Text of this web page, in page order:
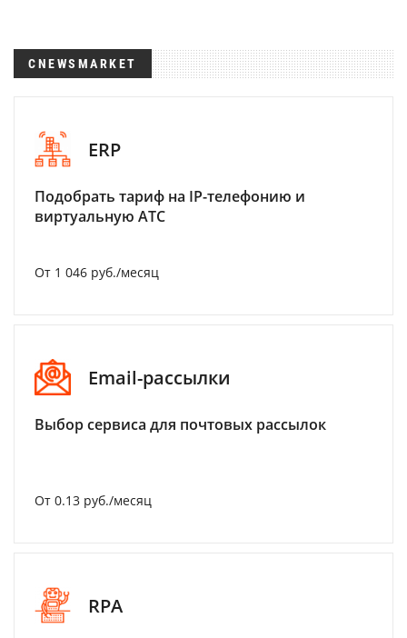
CNEWSMARKET
ERP
Подобрать тариф на IP-телефонию и
виртуальную АТС
От 1 046 руб./месяц
Email-рассылки
Выбор сервиса для почтовых рассылок
От 0.13 руб./месяц
RPA